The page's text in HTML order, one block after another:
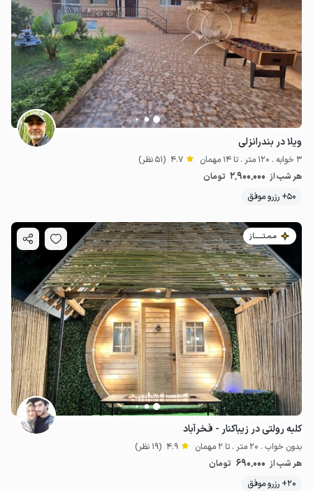
ویلا در بندرانزلی
3 خوابه . 120 متر . تا 14 مهمان 4.7 (51 نظر)
هر شب از 2٬900٬000 تومان
50+ رزرو موفق
مـمـتــــــاز
کلبه رولتی در زیباکنار - فخرآباد
بدون خواب . 20 متر . تا 2 مهمان 4.9 (19 نظر)
هر شب از 690٬000 تومان
20+ رزرو موفق